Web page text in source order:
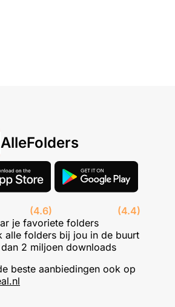
AlleFolders
(4.6)
(4.4)
je favoriete folders
alle folders bij jou in de buurt
2 miljoen downloads
beste aanbiedingen ook op